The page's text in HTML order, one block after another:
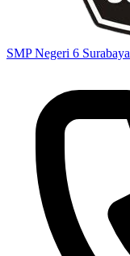
SMP Negeri 6 Surabaya